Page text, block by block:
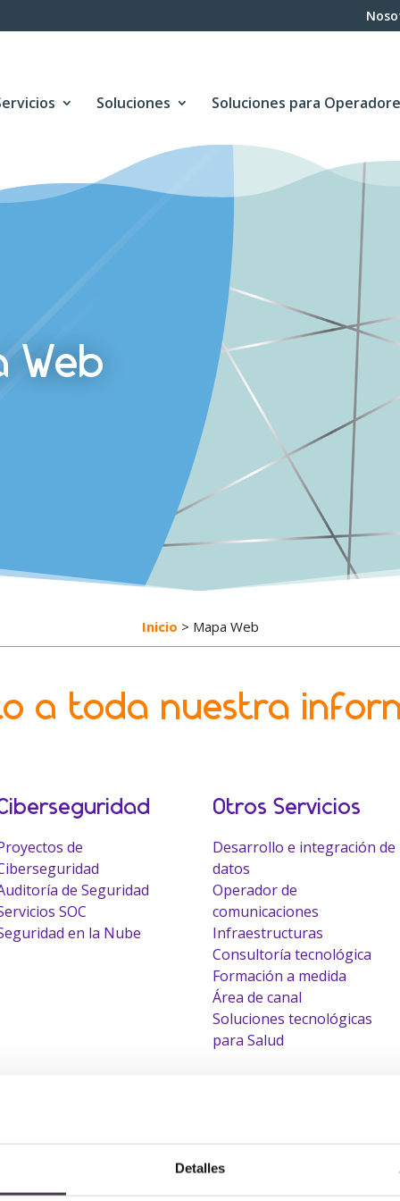
Detalles
Soluciones Soluciones para
Web
Inicio > Mapa Web
a toda nuestra
de
de Seguridad
SOC
en la Nube
Otros Servicios
Desarrollo e integración de
datos
Operador de
comunicaciones
Infraestructuras
Consultoría tecnológica
Formación a medida
Área de canal
Soluciones tecnológicas
para Salud
Alhambra
Hablamos
Incidencias